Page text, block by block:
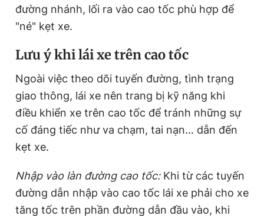
đường nhánh, lối ra vào cao tốc phù hợp để
"né" kẹt xe.
Lưu ý khi lái xe trên cao tốc
Ngoài việc theo dõi tuyến đường, tình trạng
giao thông, lái xe nên trang bị kỹ năng khi
điều khiển xe trên cao tốc để tránh những sự
cố đáng tiếc như va chạm, tai nạn… dẫn đến
kẹt xe.
Nhập vào làn đường cao tốc:Khi từ các tuyến
đường dẫn nhập vào cao tốc lái xe phải cho xe
tăng tốc trên phần đường dẫn đầu vào, khi